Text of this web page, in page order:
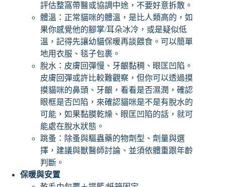
評估整窩帶醫或協調中途，不要好意拆散。
體溫：正常貓咪的體溫，是比人類高的，如
果你感覺他的腳掌/耳朵冰冷，或是疑似低
溫，記得先讓幼貓保暖再談餵食。可以簡單
地用衣服、毯子包裹。
脫水：皮膚回彈慢、牙齦黏稠、眼匡凹陷。
皮膚回彈或許比較難觀察，但你可以透過摸
摸貓咪的鼻頭、牙齦，看看是否濕潤，確認
眼框是否凹陷，來確認貓咪是不是有脫水的
可能，如果黏膜乾燥、眼匡凹陷的話，就可
能處在脫水狀態。
跳蚤：除蚤與驅蟲藥的物劑型、劑量與選
擇，建議與獸醫師討論、並須依體重跟年齡
判斷。
保暖與安置